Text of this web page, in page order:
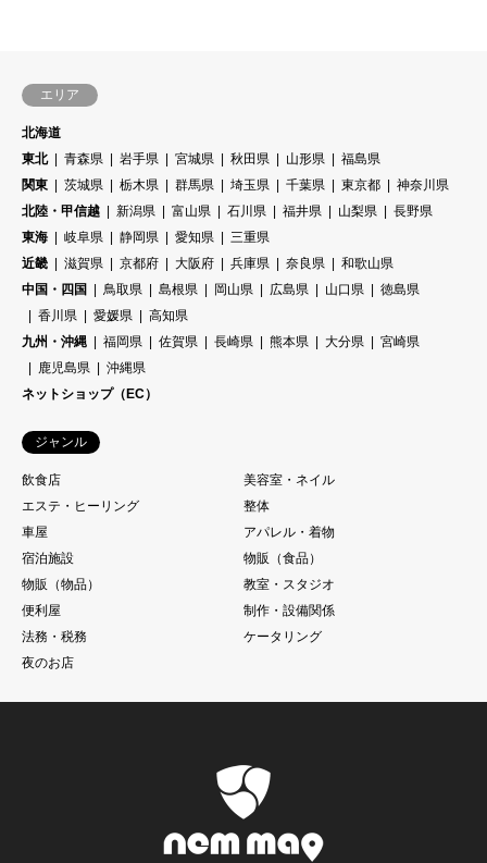
エリア
北海道
東北
青森県 岩手県 宮城県 秋田県 山形県
福島県
関東
茨城県 栃木県 群馬県 埼玉県 千葉県 東京都
神奈川県
北陸・甲信越
新潟県 富山県 石川県 福井県 山梨県
長野県
東海
岐阜県 静岡県 愛知県
三重県
近畿
滋賀県 京都府 大阪府 兵庫県 奈良県
和歌山県
中国・四国
鳥取県 島根県 岡山県 広島県 山口県
徳島県
香川県
愛媛県
高知県
九州・沖縄
福岡県 佐賀県 長崎県 熊本県 大分県
宮崎県
鹿児島県
沖縄県
ネットショップ（EC）
ジャンル
飲食店
美容室・ネイル
エステ・ヒーリング
整体
車屋
アパレル・着物
宿泊施設
物販（食品）
物販（物品）
教室・スタジオ
便利屋
制作・設備関係
法務・税務
ケータリング
夜のお店